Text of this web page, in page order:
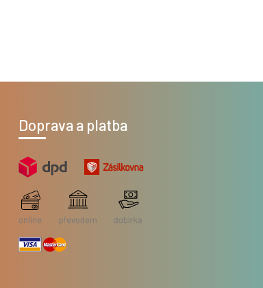
Doprava a platba